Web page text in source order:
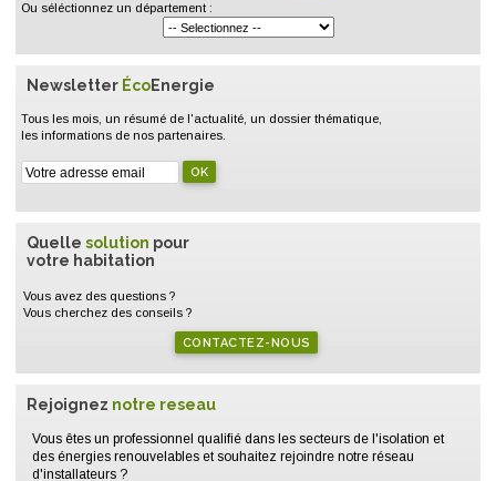
Ou séléctionnez un département :
Newsletter ÉcoEnergie
Tous les mois, un résumé de l'actualité, un dossier thématique,
les informations de nos partenaires.
Quelle solution pour
votre habitation
Vous avez des questions ?
Vous cherchez des conseils ?
CONTACTEZ-NOUS
Rejoignez notre reseau
Vous êtes un professionnel qualifié dans les secteurs de l'isolation et
des énergies renouvelables et souhaitez rejoindre notre réseau
d'installateurs ?